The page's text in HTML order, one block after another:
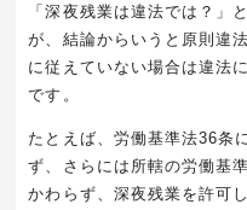
「深夜残業は違法では？」
が、結論からいうと原則違
に従えていない場合は違法
です。
たとえば、労働基準法36条
ず、さらには所轄の労働基
かわらず、深夜残業を許可